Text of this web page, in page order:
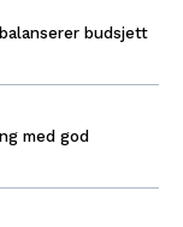
budsjett
med god